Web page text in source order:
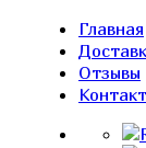
Главная
Отзывы